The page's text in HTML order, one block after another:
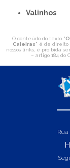
Valinhos
O conteúdo do texto "
Caieiras" é de direito
nossos links, é proibida
– artigo 184 do